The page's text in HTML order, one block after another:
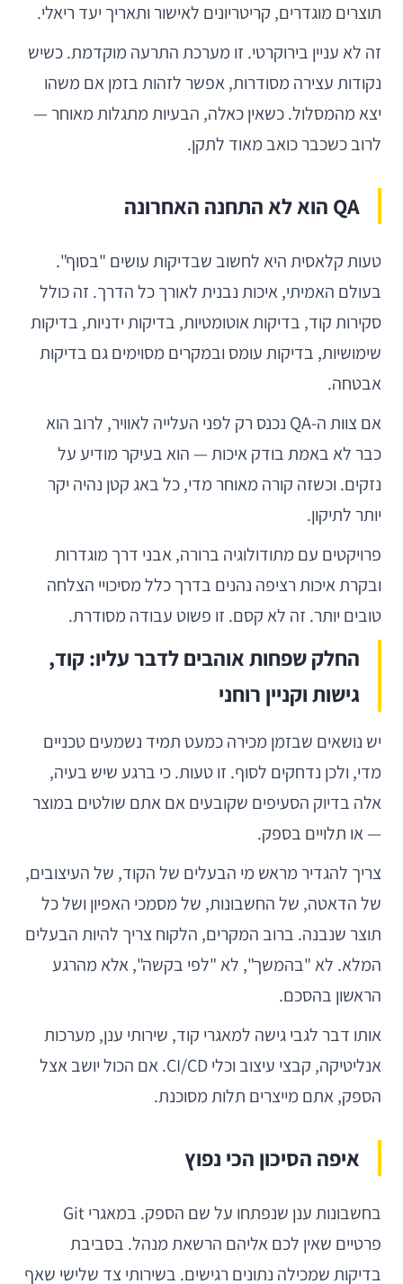
תוצרים מוגדרים, קריטריונים לאישור ותאריך יעד ריאלי.
זה לא עניין בירוקרטי. זו מערכת התרעה מוקדמת. כשיש
נקודות עצירה מסודרות, אפשר לזהות בזמן אם משהו
יצא מהמסלול. כשאין כאלה, הבעיות מתגלות מאוחר —
לרוב כשכבר כואב מאוד לתקן.
QA הוא לא התחנה האחרונה
טעות קלאסית היא לחשוב שבדיקות עושים "בסוף".
בעולם האמיתי, איכות נבנית לאורך כל הדרך. זה כולל
סקירות קוד, בדיקות אוטומטיות, בדיקות ידניות, בדיקות
שימושיות, בדיקות עומס ובמקרים מסוימים גם בדיקות
אבטחה.
אם צוות ה-QA נכנס רק לפני העלייה לאוויר, לרוב הוא
כבר לא באמת בודק איכות — הוא בעיקר מודיע על
נזקים. וכשזה קורה מאוחר מדי, כל באג קטן נהיה יקר
יותר לתיקון.
פרויקטים עם מתודולוגיה ברורה, אבני דרך מוגדרות
ובקרת איכות רציפה נהנים בדרך כלל מסיכויי הצלחה
טובים יותר. זה לא קסם. זו פשוט עבודה מסודרת.
החלק שפחות אוהבים לדבר עליו: קוד,
גישות וקניין רוחני
יש נושאים שבזמן מכירה כמעט תמיד נשמעים טכניים
מדי, ולכן נדחקים לסוף. זו טעות. כי ברגע שיש בעיה,
אלה בדיוק הסעיפים שקובעים אם אתם שולטים במוצר
— או תלויים בספק.
צריך להגדיר מראש מי הבעלים של הקוד, של העיצובים,
של הדאטה, של החשבונות, של מסמכי האפיון ושל כל
תוצר שנבנה. ברוב המקרים, הלקוח צריך להיות הבעלים
המלא. לא "בהמשך", לא "לפי בקשה", אלא מהרגע
הראשון בהסכם.
אותו דבר לגבי גישה למאגרי קוד, שירותי ענן, מערכות
אנליטיקה, קבצי עיצוב וכלי CI/CD. אם הכול יושב אצל
הספק, אתם מייצרים תלות מסוכנת.
איפה הסיכון הכי נפוץ
בחשבונות ענן שנפתחו על שם הספק. במאגרי Git
פרטיים שאין לכם אליהם הרשאת מנהל. בסביבת
בדיקות שמכילה נתונים רגישים. בשירותי צד שלישי שאף